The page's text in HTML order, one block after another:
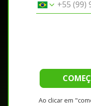
Ao clicar em